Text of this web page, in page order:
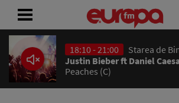
18:10 - 21:00
Starea de
Justin Bieber ft Daniel
Peaches (C)
ACASĂ
ȘTIRI